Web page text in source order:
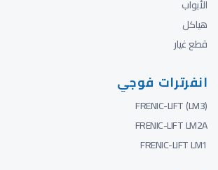
الأبواب
هياكل
قطع غيار
انفرترات فوجي
FRENIC-LIFT (LM3)
FRENIC-LIFT LM2A
FRENIC-LIFT LM1